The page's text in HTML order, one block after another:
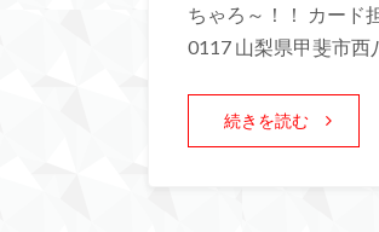
ちゃろ～！！ カード
0117 山梨県甲斐市西
続きを読む